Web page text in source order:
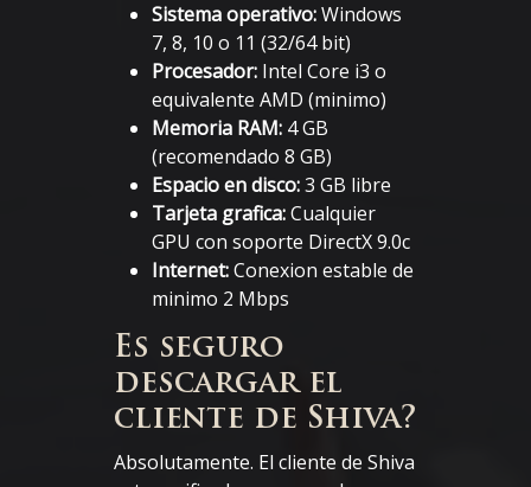
Sistema operativo:Windows
7, 8, 10 o 11 (32/64 bit)
Procesador: Intel Core i3 o
equivalente AMD (minimo)
Memoria RAM: 4 GB
(recomendado 8 GB)
Espacio en disco:3 GB libre
Tarjeta grafica:Cualquier
GPU con soporte DirectX 9.0c
Internet:Conexion estable de
minimo 2 Mbps
Es seguro
descargar el
cliente de Shiva?
Absolutamente. El cliente de Shiva